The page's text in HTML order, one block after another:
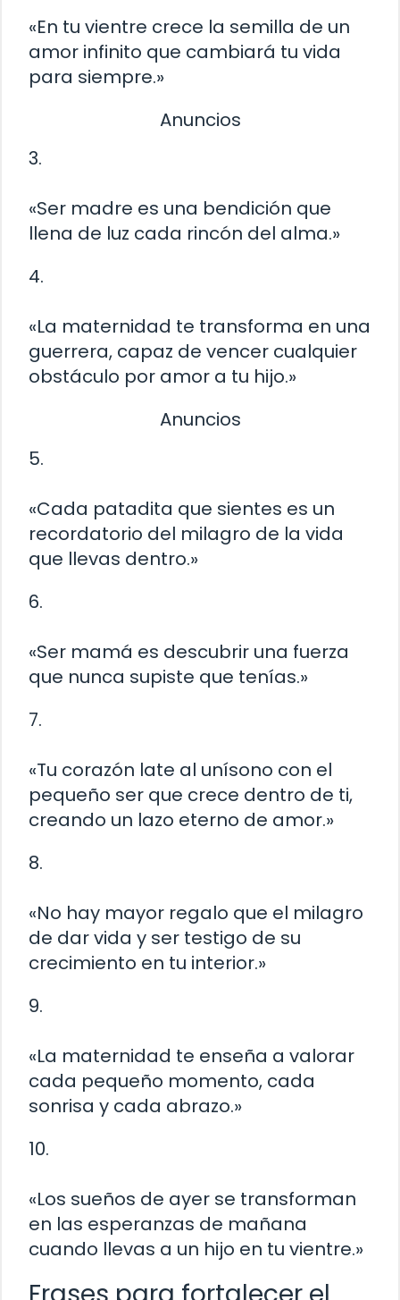
«En tu vientre crece la semilla de un
amor infinito que cambiará tu vida
para siempre.»
Anuncios
3.
«Ser madre es una bendición que
llena de luz cada rincón del alma.»
4.
«La maternidad te transforma en una
guerrera, capaz de vencer cualquier
obstáculo por amor a tu hijo.»
Anuncios
5.
«Cada patadita que sientes es un
recordatorio del milagro de la vida
que llevas dentro.»
6.
«Ser mamá es descubrir una fuerza
que nunca supiste que tenías.»
7.
«Tu corazón late al unísono con el
pequeño ser que crece dentro de ti,
creando un lazo eterno de amor.»
8.
«No hay mayor regalo que el milagro
de dar vida y ser testigo de su
crecimiento en tu interior.»
9.
«La maternidad te enseña a valorar
cada pequeño momento, cada
sonrisa y cada abrazo.»
10.
«Los sueños de ayer se transforman
en las esperanzas de mañana
cuando llevas a un hijo en tu vientre.»